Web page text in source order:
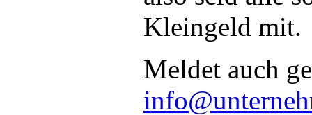
Kleingeld mit.
Meldet auch